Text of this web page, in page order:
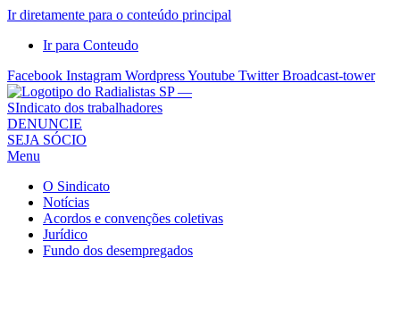
Ir diretamente para o conteúdo principal
Ir para Conteudo
Facebook Instagram WordpressYoutube Twitter Broadcast-tower
Sindicato
dos
Radialistas
São
Paulo
Sindicato
DENUNCIE
SEJA SÓCIO
Menu
O Sindicato
Notícias
Acordos e convenções coletivas
Jurídico
Fundo dos desempregados